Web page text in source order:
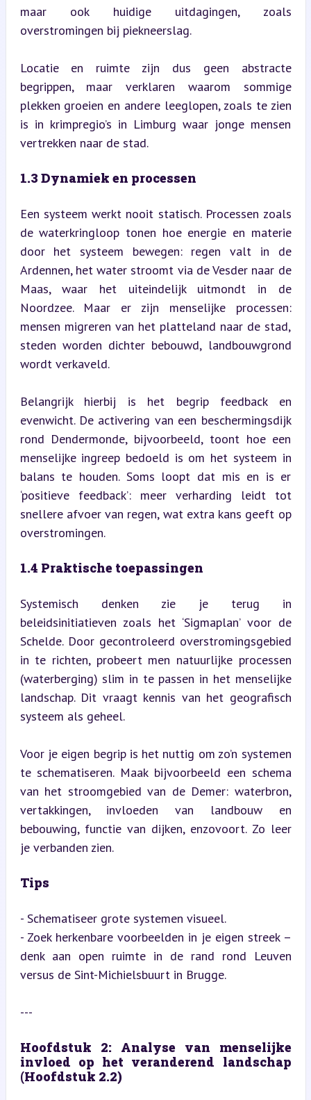
maar ook huidige uitdagingen, zoals
overstromingen bij piekneerslag.
Locatie en ruimte zijn dus geen abstracte
begrippen, maar verklaren waarom sommige
plekken groeien en andere leeglopen, zoals te zien
is in krimpregio’s in Limburg waar jonge mensen
vertrekken naar de stad.
1.3 Dynamiek en processen
Een systeem werkt nooit statisch. Processen zoals
de waterkringloop tonen hoe energie en materie
door het systeem bewegen: regen valt in de
Ardennen, het water stroomt via de Vesder naar de
Maas, waar het uiteindelijk uitmondt in de
Noordzee. Maar er zijn menselijke processen:
mensen migreren van het platteland naar de stad,
steden worden dichter bebouwd, landbouwgrond
wordt verkaveld.
Belangrijk hierbij is het begrip feedback en
evenwicht. De activering van een beschermingsdijk
rond Dendermonde, bijvoorbeeld, toont hoe een
menselijke ingreep bedoeld is om het systeem in
balans te houden. Soms loopt dat mis en is er
‘positieve feedback’: meer verharding leidt tot
snellere afvoer van regen, wat extra kans geeft op
overstromingen.
1.4 Praktische toepassingen
Systemisch denken zie je terug in
beleidsinitiatieven zoals het ‘Sigmaplan’ voor de
Schelde. Door gecontroleerd overstromingsgebied
in te richten, probeert men natuurlijke processen
(waterberging) slim in te passen in het menselijke
landschap. Dit vraagt kennis van het geografisch
systeem als geheel.
Voor je eigen begrip is het nuttig om zo’n systemen
te schematiseren. Maak bijvoorbeeld een schema
van het stroomgebied van de Demer: waterbron,
vertakkingen, invloeden van landbouw en
bebouwing, functie van dijken, enzovoort. Zo leer
je verbanden zien.
Tips
- Schematiseer grote systemen visueel.
- Zoek herkenbare voorbeelden in je eigen streek –
denk aan open ruimte in de rand rond Leuven
versus de Sint-Michielsbuurt in Brugge.
---
Hoofdstuk 2: Analyse van menselijke
invloed op het veranderend landschap
(Hoofdstuk 2.2)